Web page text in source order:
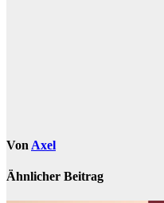
Von Axel
Ähnlicher Beitrag